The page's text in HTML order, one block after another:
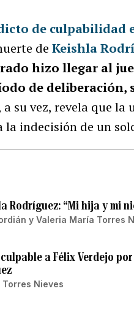
de culpabilidad
deKeishla
hizo llegar al
de deliberación,
su vez, revela que
la indecisión de un
Rodríguez: “Mi hija y mi
yValeria María Torres
a Félix Verdejo
Nieves